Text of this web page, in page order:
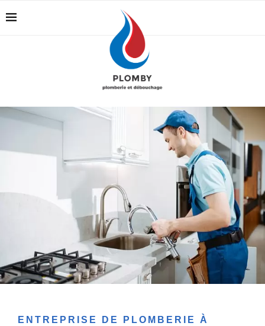
ENTREPRISE DE PLOMBERIE À